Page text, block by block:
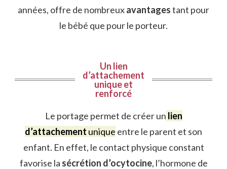
années, offre de nombreuxavantagestant pour
le bébé que pour le porteur.
Un lien
d’attachement
unique et
renforcé
Le portage permet de créer un lien
d’attachement unique entre le parent et son
enfant. En effet, le contact physique constant
favorise la sécrétion d’ocytocine, l’hormone de